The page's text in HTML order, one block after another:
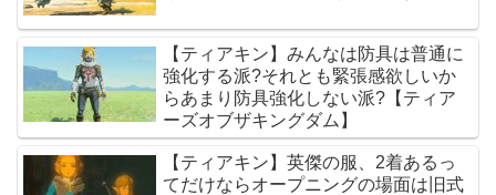
【ティアキン】みんなは防具は普通に
強化する派?それとも緊張感欲しいか
らあまり防具強化しない派?【ティア
ーズオブザキングダム】
【ティアキン】英傑の服、2着あるっ
てだけならオープニングの場面は旧式